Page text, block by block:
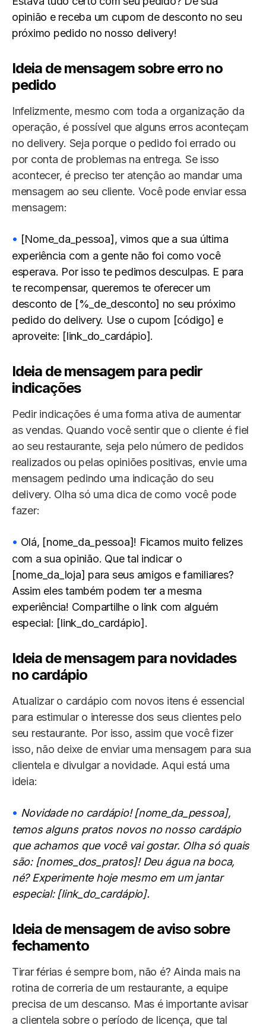
opinião e receba um cupom de desconto no seu
próximo pedido no nosso delivery!
Ideia de mensagem sobre erro no
pedido
Infelizmente, mesmo com toda a organização da
operação, é possível que alguns erros aconteçam
no delivery. Seja porque o pedido foi errado ou
por conta de problemas na entrega. Se isso
acontecer, é preciso ter atenção ao mandar uma
mensagem ao seu cliente. Você pode enviar essa
mensagem:
[Nome_da_pessoa], vimos que a sua última
experiência com a gente não foi como você
esperava. Por isso te pedimos desculpas. E para
te recompensar, queremos te oferecer um
desconto de [%_de_desconto] no seu próximo
pedido do delivery. Use o cupom [código] e
aproveite: [link_do_cardápio].
Ideia de mensagem para pedir
indicações
Pedir indicações é uma forma ativa de aumentar
as vendas. Quando você sentir que o cliente é fiel
ao seu restaurante, seja pelo número de pedidos
realizados ou pelas opiniões positivas, envie uma
mensagem pedindo uma indicação do seu
delivery. Olha só uma dica de como você pode
fazer:
Olá, [nome_da_pessoa]! Ficamos muito felizes
com a sua opinião. Que tal indicar o
[nome_da_loja] para seus amigos e familiares?
Assim eles também podem ter a mesma
experiência! Compartilhe o link com alguém
especial: [link_do_cardápio].
Ideia de mensagem para novidades
no cardápio
Atualizar o cardápio com novos itens é essencial
para estimular o interesse dos seus clientes pelo
seu restaurante. Por isso, assim que você fizer
isso, não deixe de enviar uma mensagem para sua
clientela e divulgar a novidade. Aqui está uma
ideia:
Novidade no cardápio! [nome_da_pessoa],
temos alguns pratos novos no nosso cardápio
que achamos que você vai gostar. Olha só quais
são: [nomes_dos_pratos]! Deu água na boca,
né? Experimente hoje mesmo em um jantar
especial: [link_do_cardápio].
Ideia de mensagem de aviso sobre
fechamento
Tirar férias é sempre bom, não é? Ainda mais na
rotina de correria de um restaurante, a equipe
precisa de um descanso. Mas é importante avisar
a clientela sobre o período de licença, que tal